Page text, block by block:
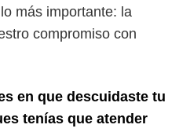
más importante: la
compromiso con
en que descuidaste tu
tenías que atender